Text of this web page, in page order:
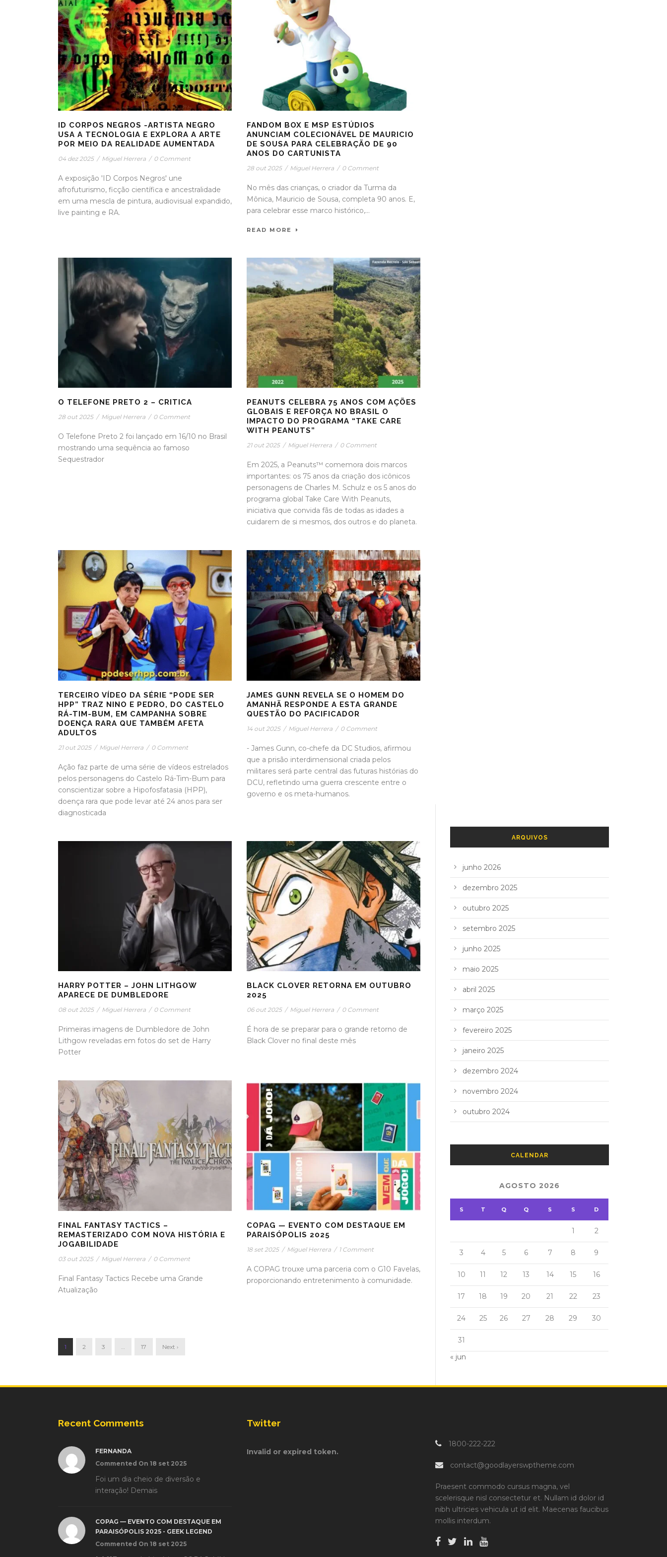
ID CORPOS NEGROS -ARTISTA NEGRO
USA A TECNOLOGIA E EXPLORA A ARTE
POR MEIO DA REALIDADE AUMENTADA
04 dez 2025 / Miguel Herrera / 0 Comment
A exposição 'ID Corpos Negros' une
afrofuturismo, ficção científica e ancestralidade
em uma mescla de pintura, audiovisual expandido,
live painting e RA.
FANDOM BOX E MSP ESTÚDIOS
ANUNCIAM COLECIONÁVEL DE MAURICIO
DE SOUSA PARA CELEBRAÇÃO DE 90
ANOS DO CARTUNISTA
28 out 2025 / Miguel Herrera / 0 Comment
No mês das crianças, o criador da Turma da
Mônica, Mauricio de Sousa, completa 90 anos. E,
para celebrar esse marco histórico,...
READ MORE
O TELEFONE PRETO 2 – CRITICA
28 out 2025 / Miguel Herrera / 0 Comment
O Telefone Preto 2 foi lançado em 16/10 no Brasil
mostrando uma sequência ao famoso
Sequestrador
PEANUTS CELEBRA 75 ANOS COM AÇÕES
GLOBAIS E REFORÇA NO BRASIL O
IMPACTO DO PROGRAMA “TAKE CARE
WITH PEANUTS”
21 out 2025 / Miguel Herrera / 0 Comment
Em 2025, a Peanuts™ comemora dois marcos
importantes: os 75 anos da criação dos icônicos
personagens de Charles M. Schulz e os 5 anos do
programa global Take Care With Peanuts,
iniciativa que convida fãs de todas as idades a
cuidarem de si mesmos, dos outros e do planeta.
TERCEIRO VÍDEO DA SÉRIE “PODE SER
HPP” TRAZ NINO E PEDRO, DO CASTELO
RÁ-TIM-BUM, EM CAMPANHA SOBRE
DOENÇA RARA QUE TAMBÉM AFETA
ADULTOS
21 out 2025 / Miguel Herrera / 0 Comment
Ação faz parte de uma série de vídeos estrelados
pelos personagens do Castelo Rá-Tim-Bum para
conscientizar sobre a Hipofosfatasia (HPP),
doença rara que pode levar até 24 anos para ser
diagnosticada
JAMES GUNN REVELA SE O HOMEM DO
AMANHÃ RESPONDE A ESTA GRANDE
QUESTÃO DO PACIFICADOR
14 out 2025 / Miguel Herrera / 0 Comment
- James Gunn, co-chefe da DC Studios, afirmou
que a prisão interdimensional criada pelos
militares será parte central das futuras histórias do
DCU, refletindo uma guerra crescente entre o
governo e os meta-humanos.
HARRY POTTER – JOHN LITHGOW
APARECE DE DUMBLEDORE
08 out 2025 / Miguel Herrera / 0 Comment
Primeiras imagens de Dumbledore de John
Lithgow reveladas em fotos do set de Harry
Potter
BLACK CLOVER RETORNA EM OUTUBRO
2025
06 out 2025 / Miguel Herrera / 0 Comment
É hora de se preparar para o grande retorno de
Black Clover no final deste mês
FINAL FANTASY TACTICS –
REMASTERIZADO COM NOVA HISTÓRIA E
JOGABILIDADE
03 out 2025 / Miguel Herrera / 0 Comment
Final Fantasy Tactics Recebe uma Grande
Atualização
COPAG — EVENTO COM DESTAQUE EM
PARAISÓPOLIS 2025
18 set 2025 / Miguel Herrera / 1 Comment
A COPAG trouxe uma parceria com o G10 Favelas,
proporcionando entretenimento à comunidade.
1 2 3 17 Next ›
ARQUIVOS
junho 2026
dezembro 2025
outubro 2025
setembro 2025
junho 2025
maio 2025
abril 2025
março 2025
fevereiro 2025
janeiro 2025
dezembro 2024
novembro 2024
outubro 2024
CALENDAR
AGOSTO 2026
S T Q Q S S D
1 2
3 4 5 6 7 8 9
10 11 12 13 14 15 16
17 18 19 20 21 22 23
24 25 26 27 28 29 30
31
« jun
Recent Comments
FERNANDA
Commented On 18 set 2025
Foi um dia cheio de diversão e
interação! Demais
COPAG — EVENTO COM DESTAQUE EM
PARAISÓPOLIS 2025 - GEEK LEGEND
Commented On 18 set 2025
Twitter
Invalid or expired token.
1800-222-222
contact@goodlayerswptheme.com
Praesent commodo cursus magna, vel
scelerisque nisl consectetur et. Nullam id dolor id
nibh ultricies vehicula ut id elit. Maecenas faucibus
mollis interdum.